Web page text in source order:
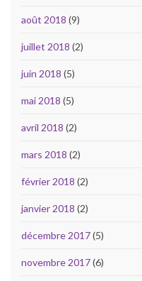
août 2018 (9)
juillet 2018 (2)
juin 2018 (5)
mai 2018 (5)
avril 2018 (2)
mars 2018 (2)
février 2018 (2)
janvier 2018 (2)
décembre 2017(5)
novembre 2017(6)